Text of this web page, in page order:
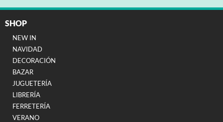
SHOP
NEW IN
NAVIDAD
DECORACIÓN
BAZAR
JUGUETERÍA
LIBRERÍA
FERRETERÍA
VERANO